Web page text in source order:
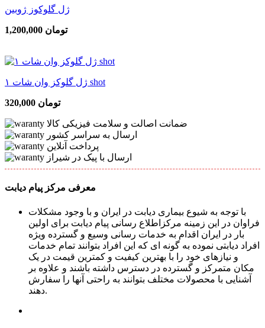
ژل گلوکوز ژوبین
1,200,000 تومان
ژل گلوکز وان شات ۱ shot
320,000 تومان
ضمانت اصالت و سلامت فیزیکی کالا
ارسال به سراسر کشور
پرداخت آنلاین
ارسال با پیک در شیراز
با توجه به شیوع بیماری دیابت در ایران و با وجود مشکلات
فراوان در این زمینه مرکزاطلاع رسانی پیام دیابت برای اولین
بار در ایران اقدام به خدمات رسانی وسیع و گسترده ویژه
افراد دیابتی نموده به گونه ای که این افراد بتوانند تمام خدمات
و نیازهای خود را با بهترین کیفیت و کمترین قیمت در یک
مکان متمرکز و گسترده در دسترس داشته باشند و علاوه بر
آشنایی با محصولات مختلف بتوانند به راحتی آنها را سفارش
دهند.